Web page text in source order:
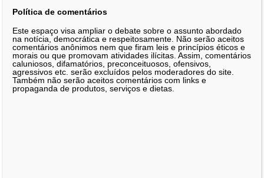
Política de comentários
Este espaço visa ampliar o debate sobre o assunto abordado
na notícia, democrática e respeitosamente. Não serão aceitos
comentários anônimos nem que firam leis e princípios éticos e
morais ou que promovam atividades ilícitas. Assim, comentários
caluniosos, difamatórios, preconceituosos, ofensivos,
agressivos etc. serão excluídos pelos moderadores do site.
Também não serão aceitos comentários com links e
propaganda de produtos, serviços e dietas.